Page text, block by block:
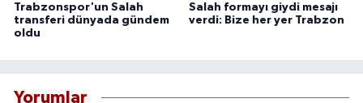
Trabzonspor'un Salah
transferi dünyada gündem
oldu
Salah formayı giydi mesajı
verdi: Bize her yer Trabzon
Yorumlar